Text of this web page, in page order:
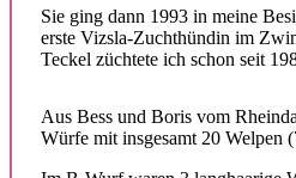
Sie ging dann 1993 in meine
erste Vizsla-Zuchthündin im
Teckel züchtete ich schon seit
Aus Bess und Boris vom
Würfe mit insgesamt 20 Welpen